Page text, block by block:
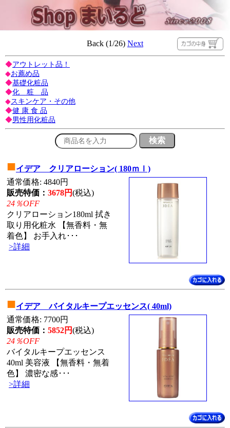
Back (1/26) Next
◆アウトレット品！
◆お薦め品
◆基礎化粧品
◆化 粧 品
◆スキンケア・その他
◆健 康 食 品
◆男性用化粧品
■イデア クリアローション( 180ｍｌ)
通常価格: 4840円
販売特価： 3678円(税込)
24％OFF
クリアローション180ml 拭き
取り用化粧水 【無香料・無
着色】 お手入れ･･･
>詳細
■イデア バイタルキープエッセンス( 40ml)
通常価格: 7700円
販売特価： 5852円(税込)
24％OFF
バイタルキープエッセンス
40ml 美容液 【無香料・無着
色】 濃密な感･･･
>詳細